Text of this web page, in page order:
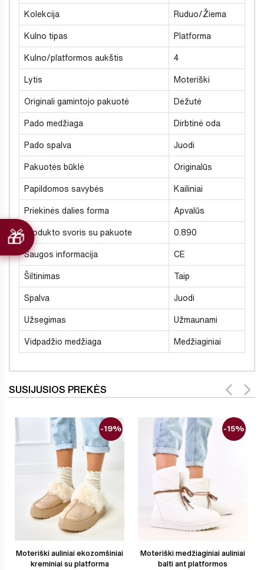
Kolekcija Ruduo/Žiema
Kulno tipas Platforma
Kulno/platformos aukštis 4
Lytis Moteriški
Originali gamintojo pakuotė Dėžutė
Pado medžiaga Dirbtinė oda
Pado spalva Juodi
Pakuotės būklė Originalūs
Papildomos savybės Kailiniai
Priekinės dalies forma Apvalūs
Produkto svoris su pakuote 0.890
Saugos informacija CE
Šiltinimas Taip
Spalva Juodi
Užsegimas Užmaunami
Vidpadžio medžiaga Medžiaginiai
SUSIJUSIOS PREKĖS
Moteriški auliniai ekozomšiniai
kreminiai su platforma
-19%
Moteriški medžiaginiai auliniai
balti ant platformos
-15%